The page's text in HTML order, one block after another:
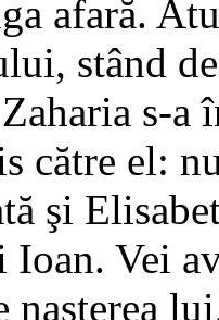
afară.
stând
s-a
către el:
şi
Vei
naşterea